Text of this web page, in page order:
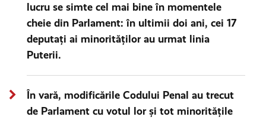
lucru se simte cel mai bine în momentele
cheie din Parlament: în ultimii doi ani, cei 17
deputați ai minorităților au urmat linia
Puterii.
În vară, modificările Codului Penal au trecut
de Parlament cu votul lor și tot minoritățile